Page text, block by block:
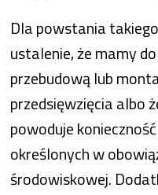
Dla powstania
ustalenie, że mamy
przebudową lub
przedsięwzięcia albo
powoduje
określonych w
środowiskowej.